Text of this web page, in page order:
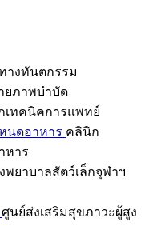
างทันตกรรม
ยภาพบำบัด
เทคนิคการแพทย์
นดอาหาร คลินิก
หาร
พยาบาลสัตว์เล็กจุฬาฯ
ศูนย์ส่งเสริมสุขภาวะผู้สูง